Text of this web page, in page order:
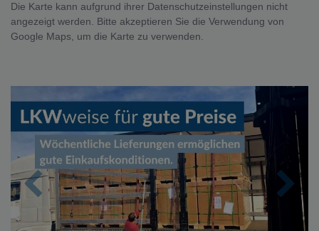
Die Karte kann aufgrund ihrer Datenschutzeinstellungen nicht
angezeigt werden. Bitte akzeptieren Sie die Verwendung von
Google Maps, um die Karte zu verwenden.
Zurück